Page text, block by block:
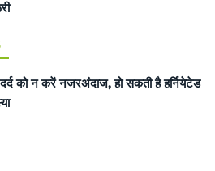
को न करें नजरअंदाज, हो सकती है हर्नियेटेड